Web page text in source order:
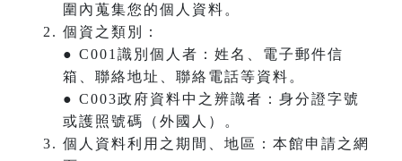
圍內蒐集您的個人資料。
個資之類別：
● C001識別個人者：姓名、電子郵件信
箱、聯絡地址、聯絡電話等資料。
● C003政府資料中之辨識者：身分證字號
或護照號碼（外國人）。
個人資料利用之期間、地區：本館申請之網